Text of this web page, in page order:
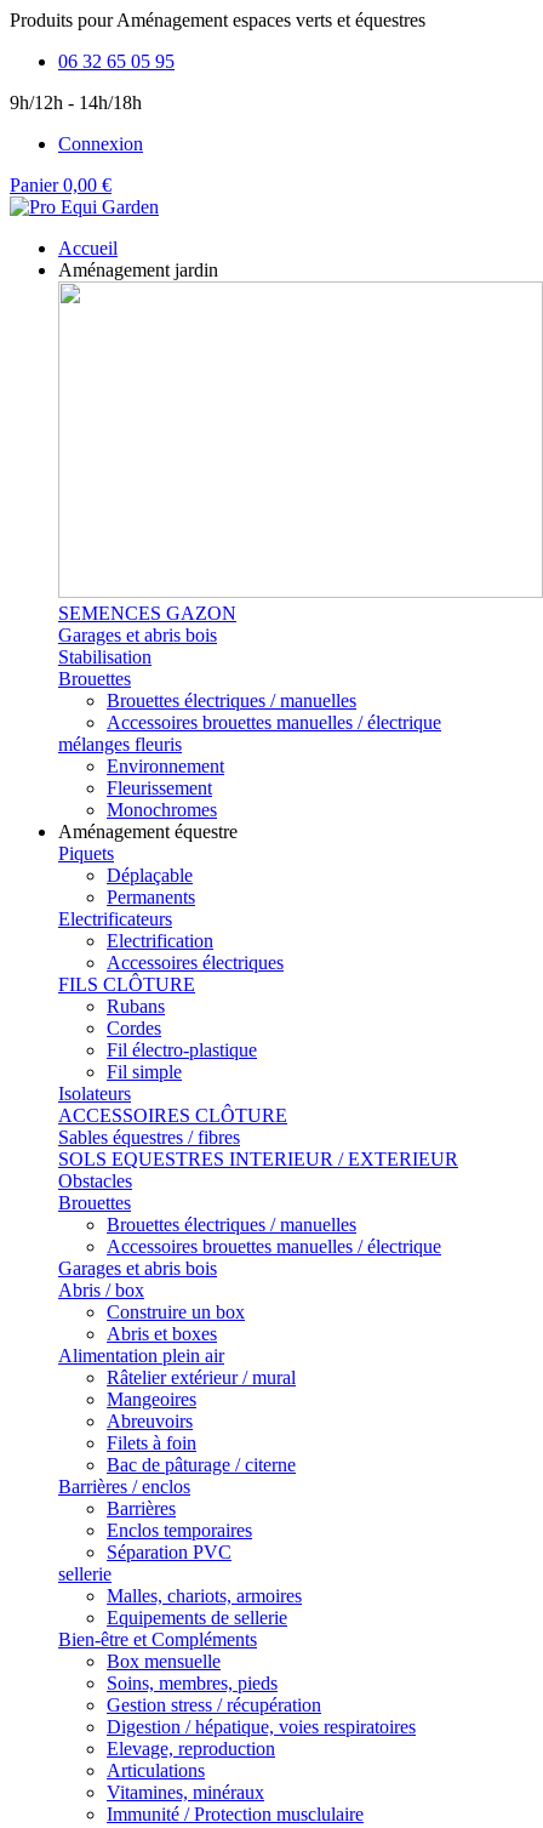
Produits pour Aménagement espaces verts et équestres
06 32 65 05 95
9h/12h - 14h/18h
Connexion
Panier 0,00 €
Accueil
Aménagement jardin
SEMENCES GAZON
Garages et abris bois
Stabilisation
Brouettes
Brouettes électriques / manuelles
Accessoires brouettes manuelles / électrique
mélanges fleuris
Environnement
Fleurissement
Monochromes
Aménagement équestre
Piquets
Déplaçable
Permanents
Electrificateurs
Electrification
Accessoires électriques
FILS CLÔTURE
Rubans
Cordes
Fil électro-plastique
Fil simple
Isolateurs
ACCESSOIRES CLÔTURE
Sables équestres / fibres
SOLS EQUESTRES INTERIEUR / EXTERIEUR
Obstacles
Brouettes
Brouettes électriques / manuelles
Accessoires brouettes manuelles / électrique
Garages et abris bois
Abris / box
Construire un box
Abris et boxes
Alimentation plein air
Râtelier extérieur / mural
Mangeoires
Abreuvoirs
Filets à foin
Bac de pâturage / citerne
Barrières / enclos
Barrières
Enclos temporaires
Séparation PVC
sellerie
Malles, chariots, armoires
Equipements de sellerie
Bien-être et Compléments
Box mensuelle
Soins, membres, pieds
Gestion stress / récupération
Digestion / hépatique, voies respiratoires
Elevage, reproduction
Articulations
Vitamines, minéraux
Immunité / Protection musclulaire